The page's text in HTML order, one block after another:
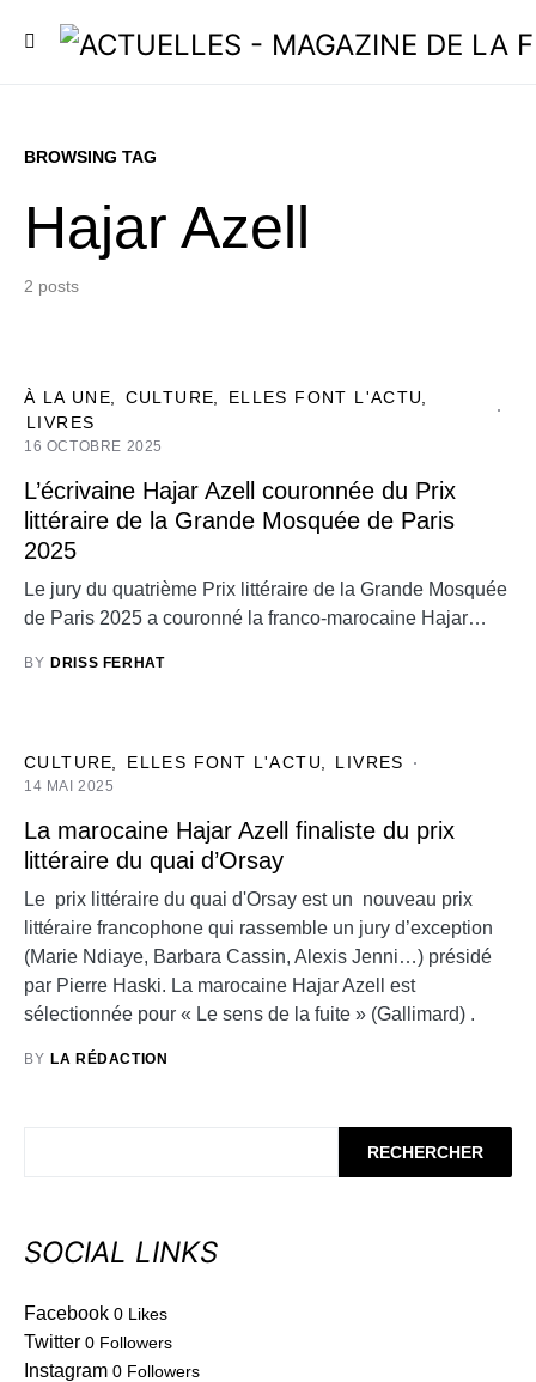
BROWSING TAG
Hajar Azell
2 posts
À LA UNE CULTURE
ELLES FONT L'ACTU
LIVRES
16 OCTOBRE 2025
L’écrivaine Hajar Azell couronnée du Prix
littéraire de la Grande Mosquée de Paris
2025
Le jury du quatrième Prix littéraire de la Grande Mosquée
de Paris 2025 a couronné la franco-marocaine Hajar…
BY DRISS FERHAT
CULTURE ELLES FONT L'ACTU LIVRES
14 MAI 2025
La marocaine Hajar Azell finaliste du prix
littéraire du quai d’Orsay
Le prix littéraire du quai d'Orsay est un nouveau prix
littéraire francophone qui rassemble un jury d’exception
(Marie Ndiaye, Barbara Cassin, Alexis Jenni…) présidé
par Pierre Haski. La marocaine Hajar Azell est
sélectionnée pour « Le sens de la fuite » (Gallimard) .
BY LA RÉDACTION
RECHERCHER
SOCIAL LINKS
Facebook 0 Likes
Twitter 0 Followers
Instagram 0 Followers